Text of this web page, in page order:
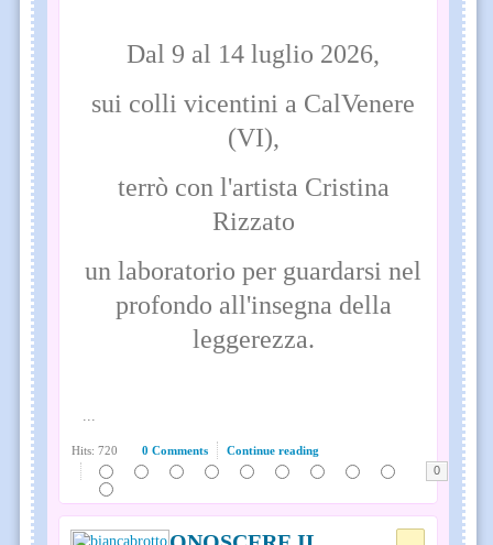
Dal 9 al 14 luglio 2026,
sui colli vicentini a CalVenere
(VI),
terrò con l'artista Cristina
Rizzato
un laboratorio per guardarsi nel
profondo all'insegna della
leggerezza.
0 Comments Continue reading
Hits: 720
0